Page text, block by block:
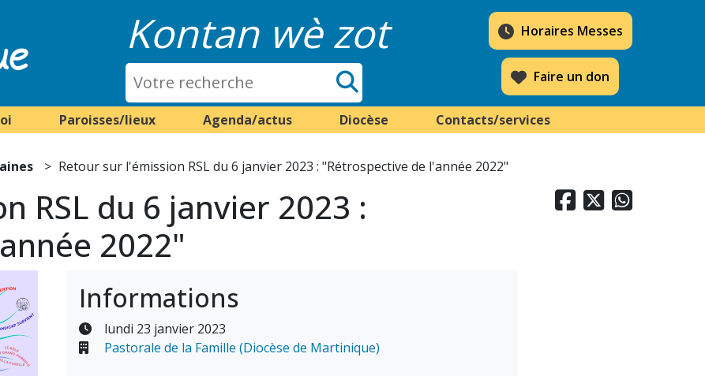
Kontan wè zot Horaires Messes
Faire un don
Paroisses/lieux Agenda/actus Diocèse Contacts/services
Retour sur l'émission RSL du 6 janvier 2023 : "Rétrospective de l'année 2022"
  
RSL du 6 janvier 2023 :
2022"
Informations
lundi 23 janvier 2023
Pastorale de la Famille (Diocèse de Martinique)